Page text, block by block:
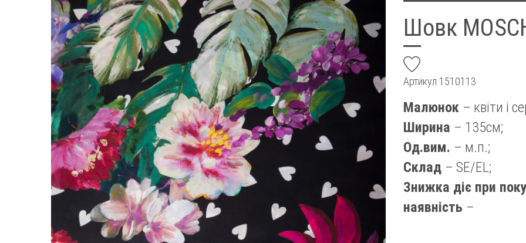
Шовк
Артикул 1510113
Малюнок – квіти і
Ширина – 135см;
Од.вим. – м.п.;
Склад – SE/EL;
Знижка діє при
наявність –